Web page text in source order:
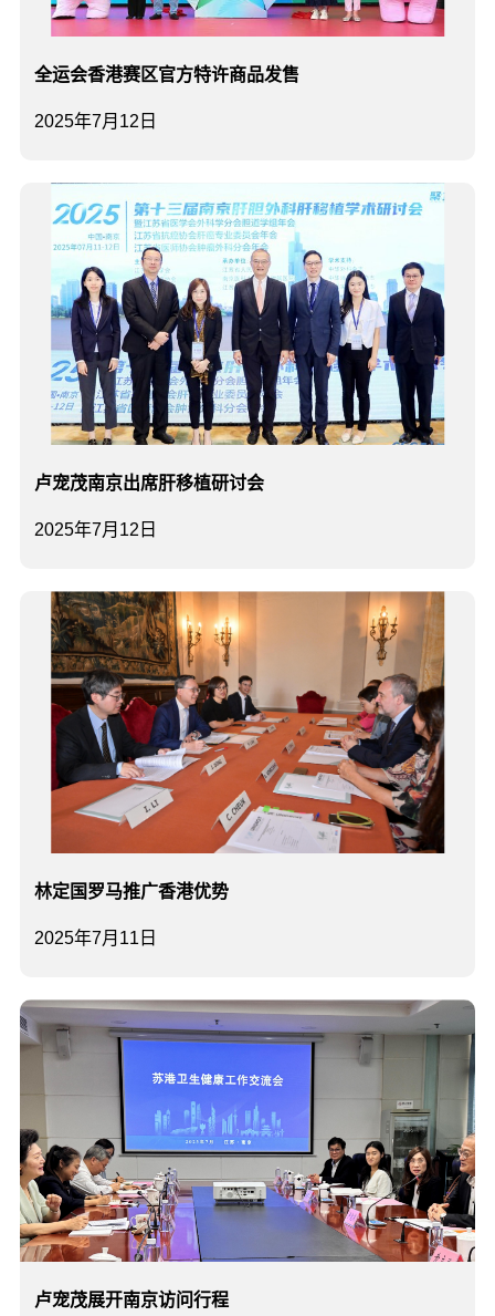
2025年7月12日
全运会香港赛区官方特许商品发售
2025年7月12日
卢宠茂南京出席肝移植研讨会
2025年7月11日
林定国罗马推广香港优势
卢宠茂展开南京访问行程